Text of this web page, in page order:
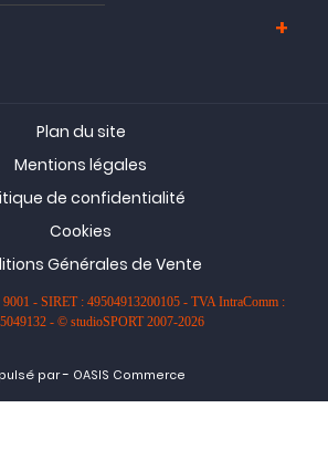
Plan du site
Mentions légales
de confidentialité
Cookies
Générales de Vente
- SIRET : 49504913200105 - TVA IntraComm :
- © studioSPORT 2007-2026
par- OASIS Commerce